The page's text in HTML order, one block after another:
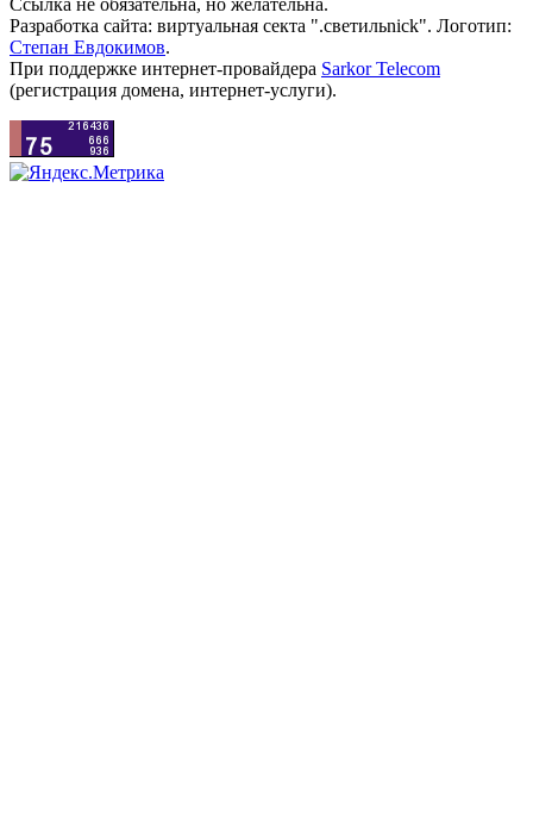
Ссылка не обязательна, но желательна.
Разработка сайта: виртуальная секта ".светильnick". Логотип:
Степан Евдокимов.
При поддержке интернет-провайдера Sarkor Telecom
(регистрация домена, интернет-услуги).